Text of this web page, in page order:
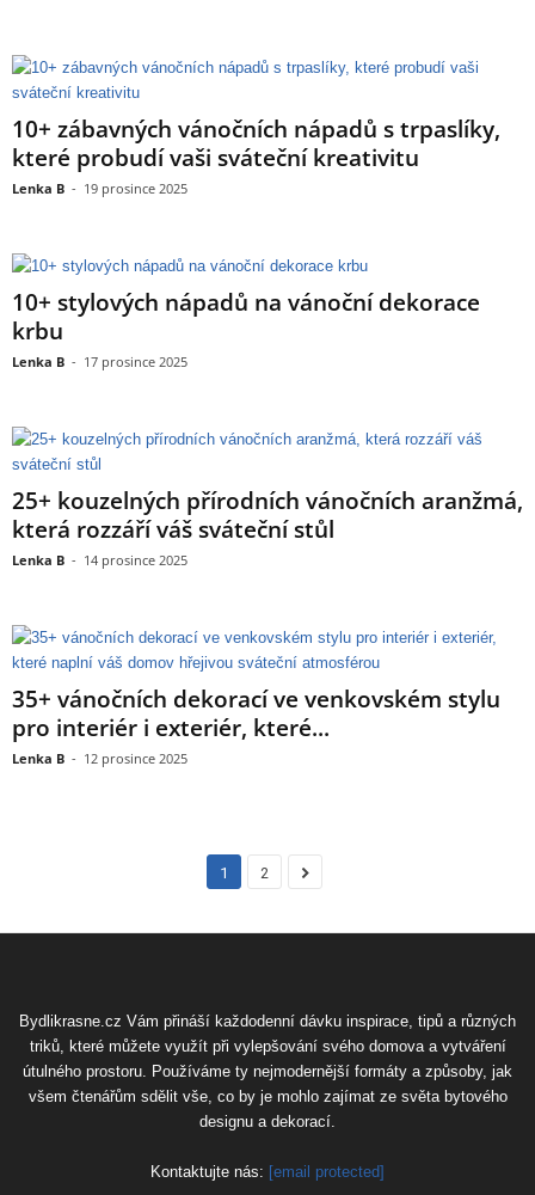
10+ zábavných vánočních nápadů s trpaslíky,
které probudí vaši sváteční kreativitu
Lenka B - 19 prosince 2025
10+ stylových nápadů na vánoční dekorace
krbu
Lenka B - 17 prosince 2025
25+ kouzelných přírodních vánočních aranžmá,
která rozzáří váš sváteční stůl
Lenka B - 14 prosince 2025
35+ vánočních dekorací ve venkovském stylu
pro interiér i exteriér, které...
Lenka B - 12 prosince 2025
1 2
Bydlikrasne.cz Vám přináší každodenní dávku inspirace, tipů a různých
triků, které můžete využít při vylepšování svého domova a vytváření
útulného prostoru. Používáme ty nejmodernější formáty a způsoby, jak
všem čtenářům sdělit vše, co by je mohlo zajímat ze světa bytového
designu a dekorací.
Kontaktujte nás: [email protected]